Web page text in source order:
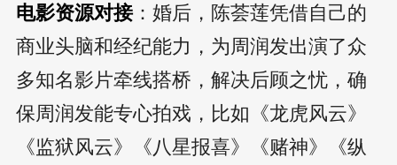
电影资源对接：婚后，陈荟莲凭借自己的
商业头脑和经纪能力，为周润发出演了众
多知名影片牵线搭桥，解决后顾之忧，确
保周润发能专心拍戏，比如《龙虎风云》
《监狱风云》《八星报喜》《赌神》《纵